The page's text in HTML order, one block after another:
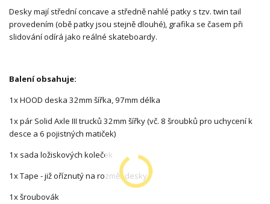
Desky mají střední concave a středně nahlé patky s tzv. twin tail
provedením (obě patky jsou stejně dlouhé), grafika se časem při
slidování odírá jako reálné skateboardy.
Balení obsahuje:
1x HOOD deska 32mm šířka, 97mm délka
1x pár Solid Axle III trucků 32mm šířky (vč. 8 šroubků pro uchycení k
desce a 6 pojistných matiček)
1x sada ložiskových koleček
1x Tape - již oříznutý na rozměr desky
1x šroubovák